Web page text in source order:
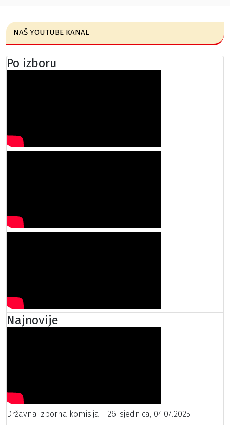
NAŠ YOUTUBE KANAL
Po izboru
Najnovije
Državna izborna komisija – 26. sjednica, 04.07.2025.